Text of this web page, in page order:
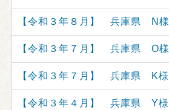
【令和３年８月】 兵庫県 N様
【令和３年７月】 兵庫県 O様
【令和３年７月】 兵庫県 K様
【令和３年４月】 兵庫県 Y様